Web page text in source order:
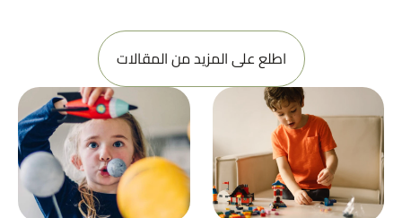
اطلع على المزيد من المقالات